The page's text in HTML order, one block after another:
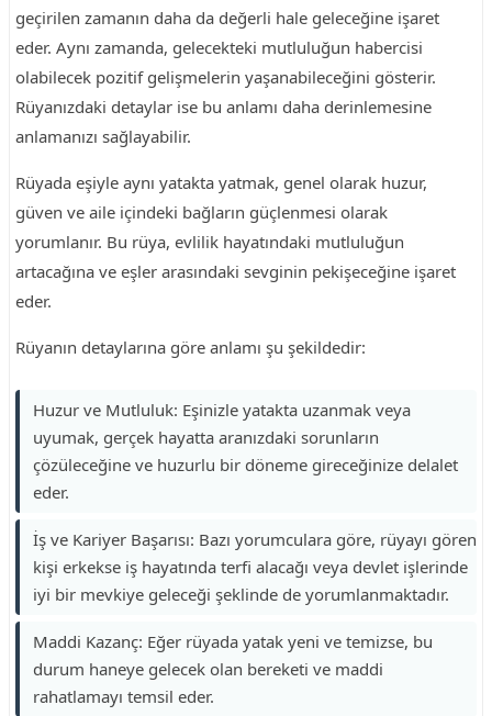
geçirilen zamanın daha da değerli hale geleceğine işaret
eder. Aynı zamanda, gelecekteki mutluluğun habercisi
olabilecek pozitif gelişmelerin yaşanabileceğini gösterir.
Rüyanızdaki detaylar ise bu anlamı daha derinlemesine
anlamanızı sağlayabilir.
Rüyada eşiyle aynı yatakta yatmak, genel olarak huzur,
güven ve aile içindeki bağların güçlenmesi olarak
yorumlanır. Bu rüya, evlilik hayatındaki mutluluğun
artacağına ve eşler arasındaki sevginin pekişeceğine işaret
eder.
Rüyanın detaylarına göre anlamı şu şekildedir:
Huzur ve Mutluluk: Eşinizle yatakta uzanmak veya
uyumak, gerçek hayatta aranızdaki sorunların
çözüleceğine ve huzurlu bir döneme gireceğinize delalet
eder.
İş ve Kariyer Başarısı: Bazı yorumculara göre, rüyayı gören
kişi erkekse iş hayatında terfi alacağı veya devlet işlerinde
iyi bir mevkiye geleceği şeklinde de yorumlanmaktadır.
Maddi Kazanç: Eğer rüyada yatak yeni ve temizse, bu
durum haneye gelecek olan bereketi ve maddi
rahatlamayı temsil eder.